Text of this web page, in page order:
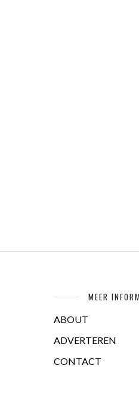
MEER
ABOUT
ADVERTEREN
CONTACT